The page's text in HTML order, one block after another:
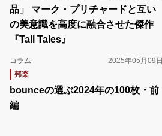
品」 マーク・プリチャードと互い
の美意識を高度に融合させた傑作
『Tall Tales』
コラム
2025年05月09日
邦楽
bounceの選ぶ2024年の100枚・前
編